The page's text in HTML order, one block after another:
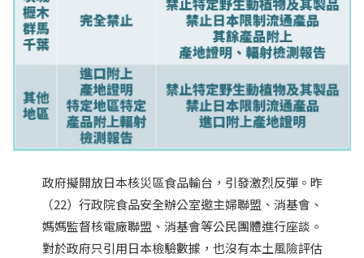
政府擬開放日本核災區食品輸台，引發激烈反彈。昨
（22）行政院食品安全辦公室邀主婦聯盟、消基會、
媽媽監督核電廠聯盟、消基會等公民團體進行座談。
對於政府只引用日本檢驗數據，也沒有本土風險評估